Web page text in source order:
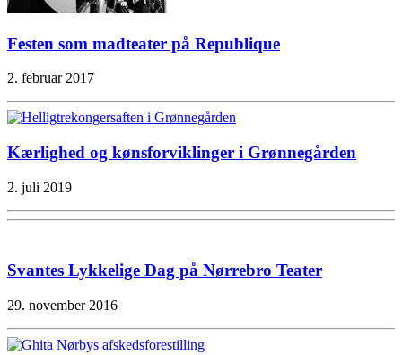
Festen som madteater på Republique
2. februar 2017
Kærlighed og kønsforviklinger i Grønnegården
2. juli 2019
Svantes Lykkelige Dag på Nørrebro Teater
29. november 2016